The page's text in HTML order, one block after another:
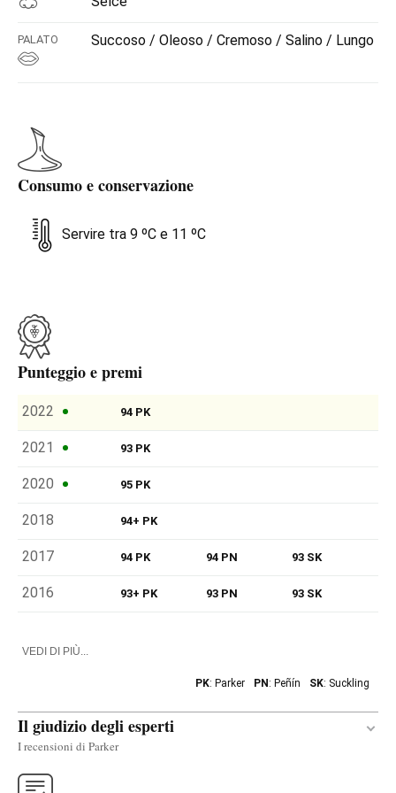
PALATO Succoso / Oleoso / Cremoso / Salino / Lungo
Consumo e conservazione
Servire tra 9 ºC e 11 ºC
Punteggio e premi
2022 94 PK
2021 93 PK
2020 95 PK
2018 94+ PK
2017 94 PK 94 PN 93 SK
2016 93+ PK 93 PN 93 SK
VEDI DI PIÙ...
PK: Parker PN: Peñín SK: Suckling
Il giudizio degli esperti
I recensioni di Parker